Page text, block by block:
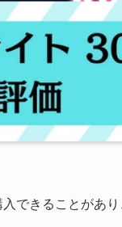
できることがあ